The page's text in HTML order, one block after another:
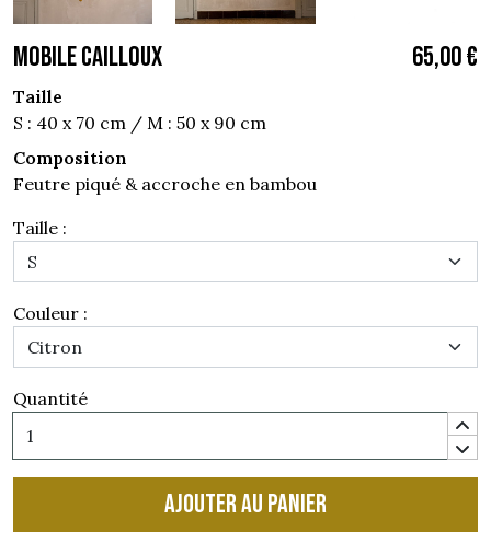
MOBILE CAILLOUX 65,00 €
Taille
S : 40 x 70 cm / M : 50 x 90 cm
Composition
Feutre piqué & accroche en bambou
Taille :
Couleur :
Quantité
Ajouter au panier